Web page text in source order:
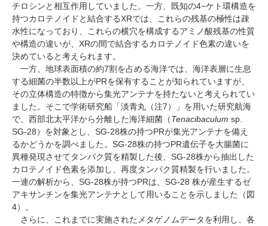
チロシンと相互作用していました。一方、既知の4−ケト環構造を
持つカロテノイドと結合するXRでは、これらの残基の極性は疎
水性になっており、これらの横穴を構成するアミノ酸残基の性質
や構造の違いが、XRの間で結合するカロテノイド色素の違いを
決めていると考えられます。
一方、地球表面積の約7割を占める海洋では、海洋表層に生息
する細菌の半数以上がPRを保有することが知られていますが、
その立体構造の特徴から集光アンテナを持たないと考えられてい
ました。そこで学術研究船「淡青丸（注7）」を用いた研究航海
で、西部北太平洋から分離した海洋細菌（Tenacibaculum sp.
SG-28）を対象とし、SG-28株の持つPRが集光アンテナを備え
るかどうかを調べました。SG-28株の持つPR遺伝子を大腸菌に
異種発現させてタンパク質を精製した後、SG-28株から抽出した
カロテノイド色素を添加し、再度タンパク質精製を行いました。
一連の解析から、SG-28株が持つPRは、SG-28 株が産生するゼ
アキサンチンを集光アンテナとして用いることを示しました（図
4）。
さらに、これまでに実施されたメタゲノムデータを利用し、各